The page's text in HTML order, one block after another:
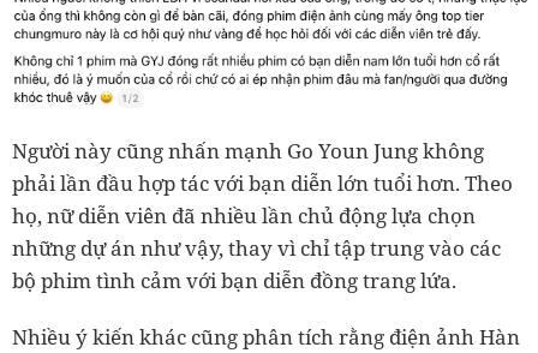
Người này cũng nhấn mạnh Go Youn Jung không
phải lần đầu hợp tác với bạn diễn lớn tuổi hơn. Theo
họ, nữ diễn viên đã nhiều lần chủ động lựa chọn
những dự án như vậy, thay vì chỉ tập trung vào các
bộ phim tình cảm với bạn diễn đồng trang lứa.
Nhiều ý kiến khác cũng phân tích rằng điện ảnh Hàn